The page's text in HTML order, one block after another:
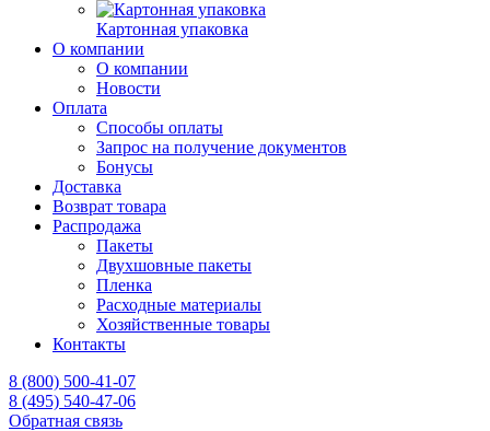
Картонная упаковка
О компании
О компании
Новости
Оплата
Способы оплаты
Запрос на получение документов
Бонусы
Доставка
Возврат товара
Распродажа
Пакеты
Двухшовные пакеты
Пленка
Расходные материалы
Хозяйственные товары
Контакты
8 (800) 500-41-07
8 (495) 540-47-06
Обратная связь